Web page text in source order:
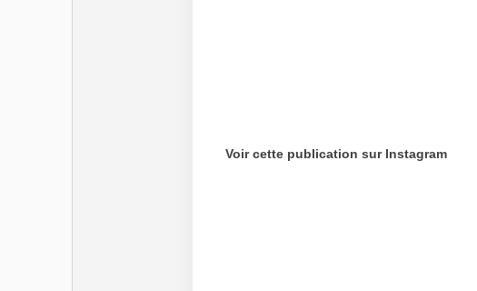
Voir cette publication sur Instagram